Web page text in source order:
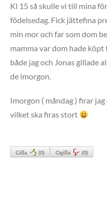
Kl 15 så skulle vi till mina
födelsedag. Fick jättefina
min mor och far som dom
mamma var dom hade
både jag och Jonas gillade
de imorgon.
Imorgon ( måndag ) firar
vilket ska firas stort
Gilla (0) Ogilla (0)